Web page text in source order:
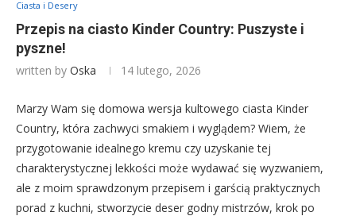
Ciasta i Desery
Przepis na ciasto Kinder Country: Puszyste i
pyszne!
written by Oska 14 lutego, 2026
Marzy Wam się domowa wersja kultowego ciasta Kinder
Country, która zachwyci smakiem i wyglądem? Wiem, że
przygotowanie idealnego kremu czy uzyskanie tej
charakterystycznej lekkości może wydawać się wyzwaniem,
ale z moim sprawdzonym przepisem i garścią praktycznych
porad z kuchni, stworzycie deser godny mistrzów, krok po